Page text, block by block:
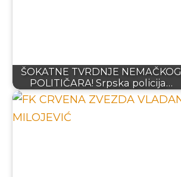
ŠOKATNE TVRDNJE NEMAČKOG
POLITIČARA! Srpska policija…